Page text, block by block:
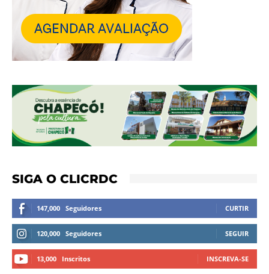
SIGA O CLICRDC
147,000 Seguidores CURTIR
120,000 Seguidores SEGUIR
13,000 Inscritos INSCREVA-SE